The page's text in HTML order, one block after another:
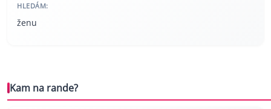
HLEDÁM:
ženu
Kam na rande?